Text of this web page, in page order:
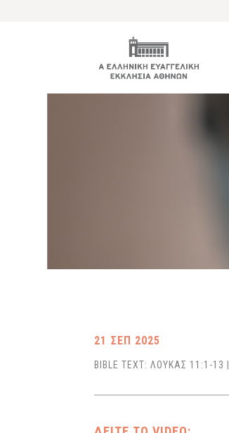
21 ΣΕΠ 2025
BIBLE TEXT: ΛΟΥΚΑΣ 11:1-13